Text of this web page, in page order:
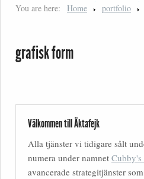
You are here: Home portfolio
grafisk form
Välkommen till Äktafejk
Alla tjänster vi tidigare sålt
numera under namnet
avancerade strategitjänster